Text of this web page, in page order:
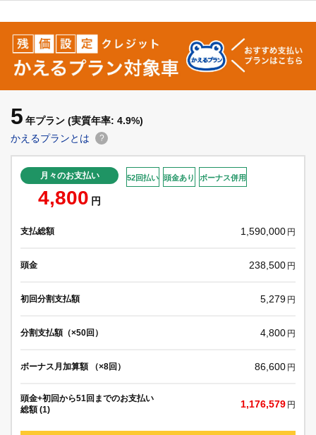
5 年プラン (実質年率: 4.9%)
かえるプランとは
?
月々のお支払い
4,800 円
52回払い 頭金あり ボーナス併用
支払総額 1,590,000 円
頭金 238,500 円
初回分割支払額 5,279 円
分割支払額（×50回） 4,800 円
ボーナス月加算額 （×8回） 86,600 円
頭金+初回から51回までのお支払い
総額 (1)
1,176,579 円